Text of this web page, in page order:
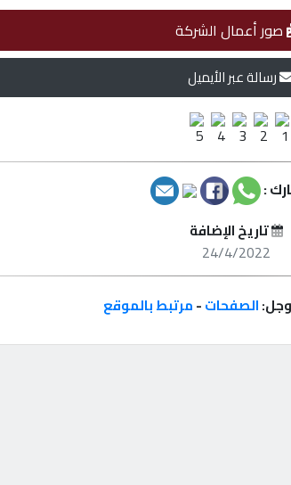
صور أعمال الشركة
رسالة عبر الأيميل
:
تاريخ الإضافة
24/4/2022
الصفحات-مرتبط بالموقع